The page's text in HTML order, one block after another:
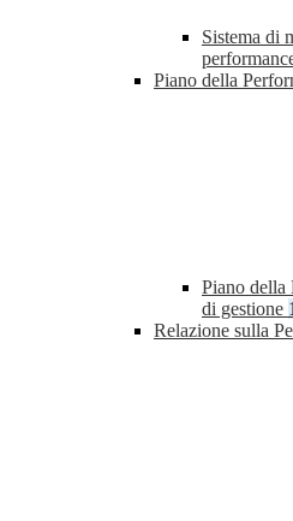
Sistema di
Piano della
Piano della
di gestione 1
Relazione sulla